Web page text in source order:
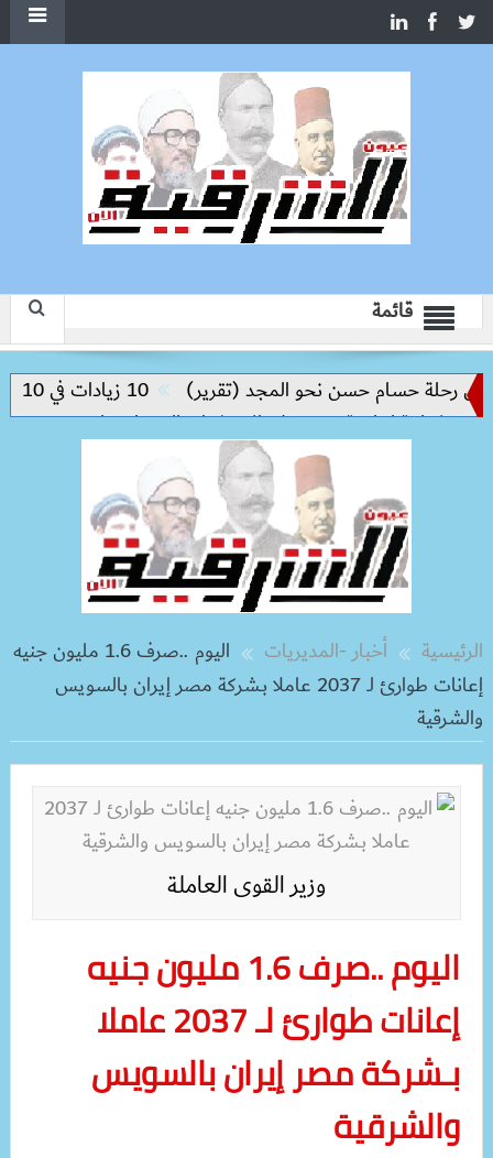
قائمة
رحلة حسام حسن نحو المجد (تقرير)
10 زيادات في 10 سنوات.. هل حان الوقت لرفع دعم البنزين نهائيا؟
إنتاجية ترتكز على الاستثمار والتكنولوجيا
الرئيسية أخبار -المديريات
اليوم ..صرف 1.6 مليون جنيه
إعانات طوارئ لـ 2037 عاملا بـشركة مصر إيران بالسويس
والشرقية
وزير القوى العاملة
اليوم ..صرف 1.6 مليون جنيه
إعانات طوارئ لـ 2037 عاملا
بـشركة مصر إيران بالسويس
والشرقية